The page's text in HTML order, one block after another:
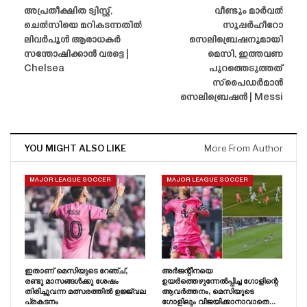
അപ്രതീക്ഷിത ട്വിസ്റ്റ്,
ചെൽസിയെ മറികടന്നതിൽ
ലിവർപൂൾ ആരാധകർ
സന്തോഷിക്കാൻ വരട്ടെ |
Chelsea
വീണ്ടും മാർവൽ
സൂപ്പർഹീറോ
സെലിബ്രെഷനുമായി
മെസി, ഇത്തവണ
പുറത്തെടുത്തത്
സ്‌പൈഡർമാൻ
സെലിബ്രെഷൻ | Messi
YOU MIGHT ALSO LIKE More From Author
MAJOR LEAGUE SOCCER
ഇതാണ് മെസിയുടെ റേഞ്ച്,
രണ്ടു മാസങ്ങൾക്കു ശേഷം
തിരിച്ചുവന്ന മത്സരത്തിൽ ഉജ്ജ്വല
പ്രകടനം
MAJOR LEAGUE SOCCER
അർജന്റീനയെ
ഉയർത്തെഴുന്നേൽപ്പിച്ച ഗോളിന്റെ
ആവർത്തനം, മെസിയുടെ
ഗോളിലും വിജയിക്കാനാവാതെ…